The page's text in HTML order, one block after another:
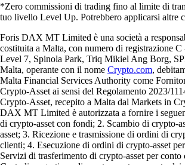
*Zero commissioni di trading fino al limite di
tuo livello Level Up. Potrebbero applicarsi altre
Foris DAX MT Limited è una società a
costituita a Malta, con numero di registrazione C
Level 7, Spinola Park, Triq Mikiel Ang Borg,
Malta, operante con il nome Crypto.com,
Malta Financial Services Authority come
Crypto-Asset ai sensi del Regolamento 2023/
Crypto-Asset, recepito a Malta dal Markets in
DAX MT Limited è autorizzata a fornire i
di crypto-asset con fondi; 2. Scambio di crypto-
asset; 3. Ricezione e trasmissione di ordini di
clienti; 4. Esecuzione di ordini di crypto-asset
Servizi di trasferimento di crypto-asset per conto